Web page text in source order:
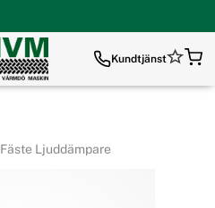
Kundtjänst
Fäste Ljuddämpare